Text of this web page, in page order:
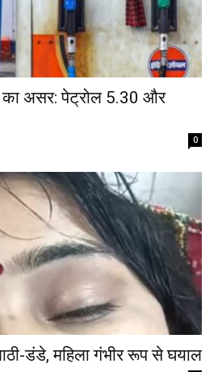
असर: पेट्रोल ₹5.30 और
0
डंडे, महिला गंभीर रूप से घयाल